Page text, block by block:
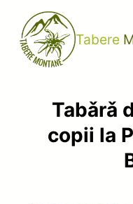
Sari
conținut
Tabere
Tabǎrǎ
copii la